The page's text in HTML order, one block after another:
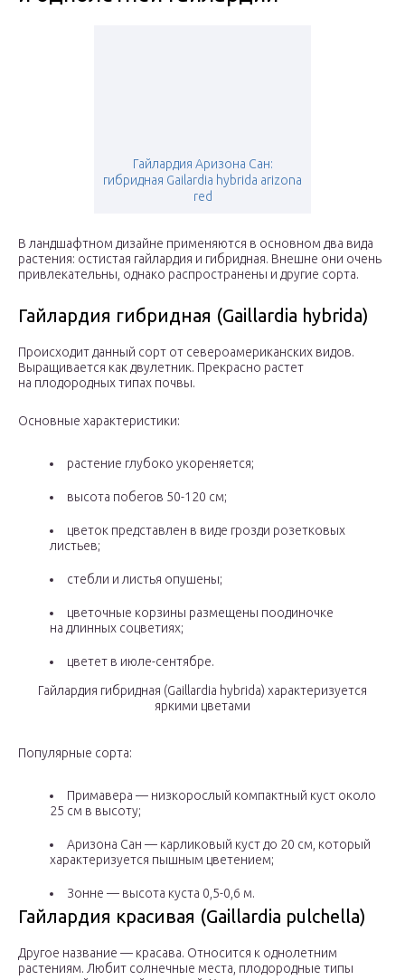
Гайлардия Аризона Сан:
гибридная Gailardia hybrida arizona
red
В ландшафтном дизайне применяются в основном два вида
растения: остистая гайлардия и гибридная. Внешне они очень
привлекательны, однако распространены и другие сорта.
Гайлардия гибридная (Gaillardia hybrida)
Происходит данный сорт от североамериканских видов.
Выращивается как двулетник. Прекрасно растет
на плодородных типах почвы.
Основные характеристики:
растение глубоко укореняется;
высота побегов 50-120 см;
цветок представлен в виде грозди розетковых
листьев;
стебли и листья опушены;
цветочные корзины размещены поодиночке
на длинных соцветиях;
цветет в июле-сентябре.
Гайлардия гибридная (Gaillardia hybrida) характеризуется
яркими цветами
Популярные сорта:
Примавера — низкорослый компактный куст около
25 см в высоту;
Аризона Сан — карликовый куст до 20 см, который
характеризуется пышным цветением;
Зонне — высота куста 0,5-0,6 м.
Гайлардия красивая (Gaillardia pulchella)
Другое название — красава. Относится к однолетним
растениям. Любит солнечные места, плодородные типы